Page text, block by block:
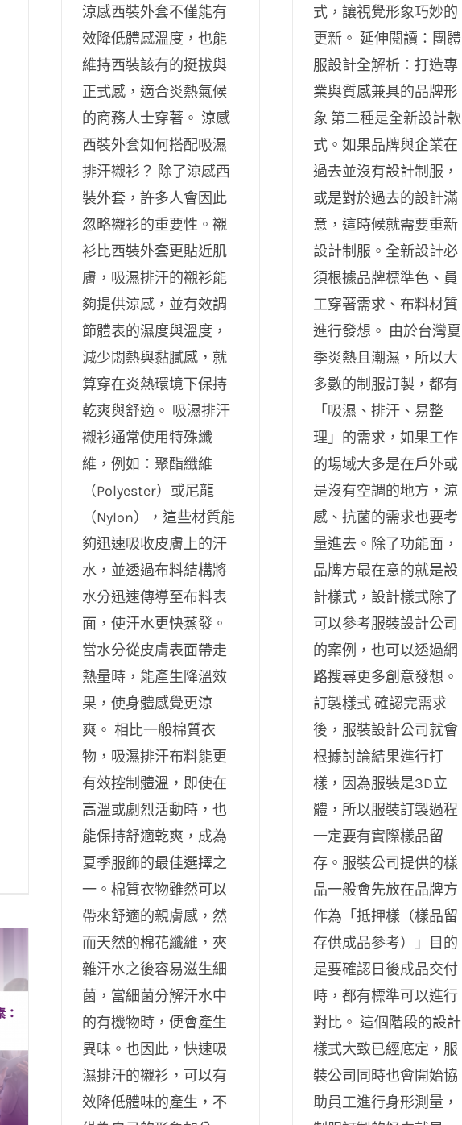
涼感西裝外套不僅能有
效降低體感溫度，也能
維持西裝該有的挺拔與
正式感，適合炎熱氣候
的商務人士穿著。 涼感
西裝外套如何搭配吸濕
排汗襯衫？ 除了涼感西
裝外套，許多人會因此
忽略襯衫的重要性。襯
衫比西裝外套更貼近肌
膚，吸濕排汗的襯衫能
夠提供涼感，並有效調
節體表的濕度與溫度，
減少悶熱與黏膩感，就
算穿在炎熱環境下保持
乾爽與舒適。 吸濕排汗
襯衫通常使用特殊纖
維，例如：聚酯纖維
（Polyester）或尼龍
（Nylon），這些材質能
夠迅速吸收皮膚上的汗
水，並透過布料結構將
水分迅速傳導至布料表
面，使汗水更快蒸發。
當水分從皮膚表面帶走
熱量時，能產生降溫效
果，使身體感覺更涼
爽。 相比一般棉質衣
物，吸濕排汗布料能更
有效控制體溫，即使在
高溫或劇烈活動時，也
能保持舒適乾爽，成為
夏季服飾的最佳選擇之
一。棉質衣物雖然可以
帶來舒適的親膚感，然
而天然的棉花纖維，夾
雜汗水之後容易滋生細
菌，當細菌分解汗水中
的有機物時，便會產生
異味。也因此，快速吸
濕排汗的襯衫，可以有
效降低體味的產生，不
式，讓視覺形象巧妙的
更新。 延伸閱讀：團體
服設計全解析：打造專
業與質感兼具的品牌形
象 第二種是全新設計款
式。如果品牌與企業在
過去並沒有設計制服，
或是對於過去的設計滿
意，這時候就需要重新
設計制服。全新設計必
須根據品牌標準色、員
工穿著需求、布料材質
進行發想。 由於台灣夏
季炎熱且潮濕，所以大
多數的制服訂製，都有
「吸濕、排汗、易整
理」的需求，如果工作
的場域大多是在戶外或
是沒有空調的地方，涼
感、抗菌的需求也要考
量進去。除了功能面，
品牌方最在意的就是設
計樣式，設計樣式除了
可以參考服裝設計公司
的案例，也可以透過網
路搜尋更多創意發想。
訂製樣式 確認完需求
後，服裝設計公司就會
根據討論結果進行打
樣，因為服裝是3D立
體，所以服裝訂製過程
一定要有實際樣品留
存。服裝公司提供的樣
品一般會先放在品牌方
作為「抵押樣（樣品留
存供成品參考）」目的
是要確認日後成品交付
時，都有標準可以進行
對比。 這個階段的設計
樣式大致已經底定，服
裝公司同時也會開始協
助員工進行身形測量，